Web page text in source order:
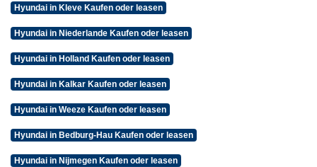
Hyundai in Kleve Kaufen oder leasen
Hyundai in Niederlande Kaufen oder leasen
Hyundai in Holland Kaufen oder leasen
Hyundai in Kalkar Kaufen oder leasen
Hyundai in Weeze Kaufen oder leasen
Hyundai in Bedburg-Hau Kaufen oder leasen
Hyundai in Nijmegen Kaufen oder leasen